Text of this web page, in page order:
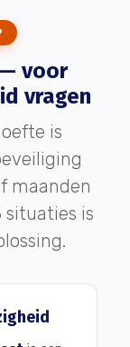
voor
vragen
is
maanden
situaties is